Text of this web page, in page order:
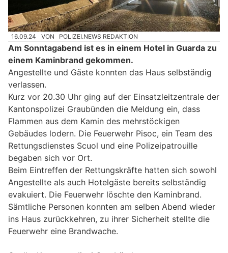
16.09.24 VON POLIZEI.NEWS REDAKTION
Am Sonntagabend ist es in einem Hotel in Guarda zu
einem Kaminbrand gekommen.
Angestellte und Gäste konnten das Haus selbständig
verlassen.
Kurz vor 20.30 Uhr ging auf der Einsatzleitzentrale der
Kantonspolizei Graubünden die Meldung ein, dass
Flammen aus dem Kamin des mehrstöckigen
Gebäudes lodern. Die Feuerwehr Pisoc, ein Team des
Rettungsdienstes Scuol und eine Polizeipatrouille
begaben sich vor Ort.
Beim Eintreffen der Rettungskräfte hatten sich sowohl
Angestellte als auch Hotelgäste bereits selbständig
evakuiert. Die Feuerwehr löschte den Kaminbrand.
Sämtliche Personen konnten am selben Abend wieder
ins Haus zurückkehren, zu ihrer Sicherheit stellte die
Feuerwehr eine Brandwache.